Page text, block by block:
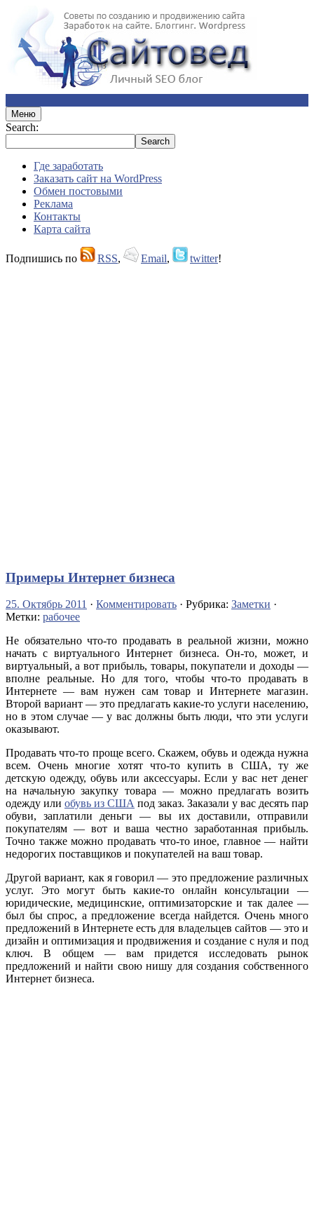
Меню
Search:
Где заработать
Заказать сайт на WordPress
Обмен постовыми
Реклама
Контакты
Карта сайта
Подпишись по RSS, Email, twitter!
Примеры Интернет бизнеса
25. Октябрь 2011 · Комментировать · Рубрика: Заметки ·
Метки: рабочее
Не обязательно что-то продавать в реальной жизни, можно
начать с виртуального Интернет бизнеса. Он-то, может, и
виртуальный, а вот прибыль, товары, покупатели и доходы —
вполне реальные. Но для того, чтобы что-то продавать в
Интернете — вам нужен сам товар и Интернете магазин.
Второй вариант — это предлагать какие-то услуги населению,
но в этом случае — у вас должны быть люди, что эти услуги
оказывают.
Продавать что-то проще всего. Скажем, обувь и одежда нужна
всем. Очень многие хотят что-то купить в США, ту же
детскую одежду, обувь или аксессуары. Если у вас нет денег
на начальную закупку товара — можно предлагать возить
одежду или обувь из США под заказ. Заказали у вас десять пар
обуви, заплатили деньги — вы их доставили, отправили
покупателям — вот и ваша честно заработанная прибыль.
Точно также можно продавать что-то иное, главное — найти
недорогих поставщиков и покупателей на ваш товар.
Другой вариант, как я говорил — это предложение различных
услуг. Это могут быть какие-то онлайн консультации —
юридические, медицинские, оптимизаторские и так далее —
был бы спрос, а предложение всегда найдется. Очень много
предложений в Интернете есть для владельцев сайтов — это и
дизайн и оптимизация и продвижения и создание с нуля и под
ключ. В общем — вам придется исследовать рынок
предложений и найти свою нишу для создания собственного
Интернет бизнеса.